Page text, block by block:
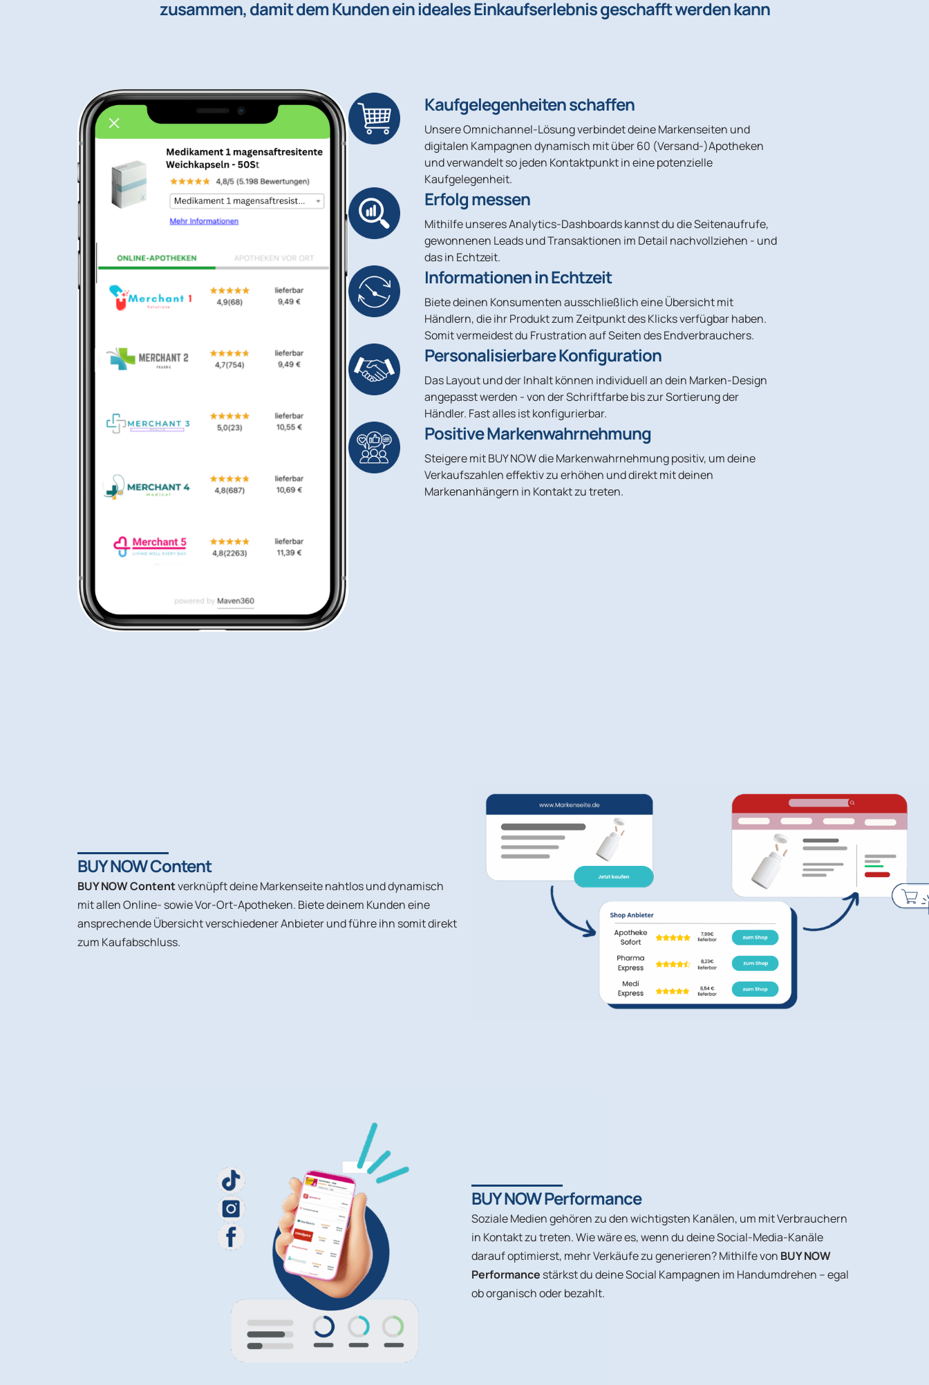
zusammen, damit dem Kunden ein ideales Einkaufserlebnis geschafft werden kann
Kaufgelegenheiten schaffen
Unsere Omnichannel-Lösung verbindet deine Markenseiten und
digitalen Kampagnen dynamisch mit über 60 (Versand-)Apotheken
und verwandelt so jeden Kontaktpunkt in eine potenzielle
Kaufgelegenheit.
Erfolg messen
Mithilfe unseres Analytics-Dashboards kannst du die Seitenaufrufe,
gewonnenen Leads und Transaktionen im Detail nachvollziehen - und
das in Echtzeit.
Informationen in Echtzeit
Biete deinen Konsumenten ausschließlich eine Übersicht mit
Händlern, die ihr Produkt zum Zeitpunkt des Klicks verfügbar haben.
Somit vermeidest du Frustration auf Seiten des Endverbrauchers.
Personalisierbare Konfiguration
Das Layout und der Inhalt können individuell an dein Marken-Design
angepasst werden - von der Schriftfarbe bis zur Sortierung der
Händler. Fast alles ist konfigurierbar.
Positive Markenwahrnehmung
Steigere mit BUY NOW die Markenwahrnehmung positiv, um deine
Verkaufszahlen effektiv zu erhöhen und direkt mit deinen
Markenanhängern in Kontakt zu treten.
BUY NOW Content
BUY NOW Contentverknüpft deine Markenseite nahtlos und dynamisch
mit allen Online- sowie Vor-Ort-Apotheken. Biete deinem Kunden eine
ansprechende Übersicht verschiedener Anbieter und führe ihn somit direkt
zum Kaufabschluss.
BUY NOW Performance
Soziale Medien gehören zu den wichtigsten Kanälen, um mit Verbrauchern
in Kontakt zu treten. Wie wäre es, wenn du deine Social-Media-Kanäle
darauf optimierst, mehr Verkäufe zu generieren? Mithilfe von BUY NOW
Performance stärkst du deine Social Kampagnen im Handumdrehen – egal
ob organisch oder bezahlt.